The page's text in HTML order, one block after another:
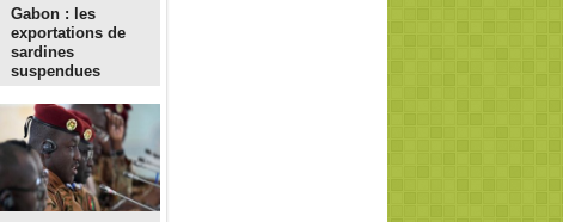
Gabon : les
exportations de
sardines
suspendues